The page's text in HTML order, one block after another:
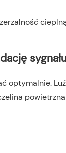
optymalnie.